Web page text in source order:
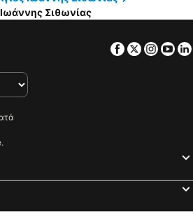
Σιθωνίας
Facebook
Twitter